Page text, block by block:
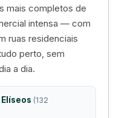
mais completos de
intensa — com
ruas residenciais
perto, sem
a dia.
(132